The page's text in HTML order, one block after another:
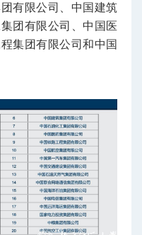
有限公司、中国建筑
团有限公司、中国医
集团有限公司和中国